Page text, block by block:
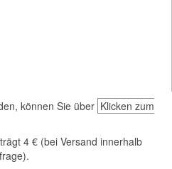
können Sie über Klicken zum
4 € (bei Versand innerhalb